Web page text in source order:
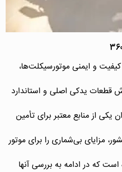
ارتقاء کیفیت و ایمنی موتورسیکلت‌ها،
قطعات یدکی اصلی و استاندارد
یکی از منابع معتبر برای تأمین
مزایای بی‌شماری را برای موتور
است که در ادامه به بررسی آنها